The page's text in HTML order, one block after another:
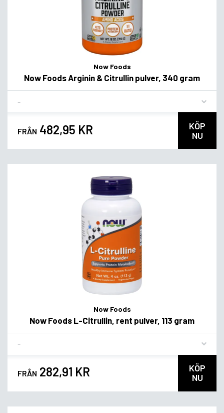
Now Foods
Now Foods Arginin & Citrullin pulver, 340 gram
FRÅN 482,95 KR
KÖP
NU
Now Foods
Now Foods L-Citrullin, rent pulver, 113 gram
FRÅN 282,91 KR
KÖP
NU